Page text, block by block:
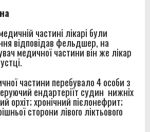
частині лікарі були
відповідав фельдшер, на
медичної частини він же лікар
частини перебувало 4 особи з
ендартеріїт судин нижніх
орхіт; хронічний пієлонефрит;
сторони лівого ліктьового